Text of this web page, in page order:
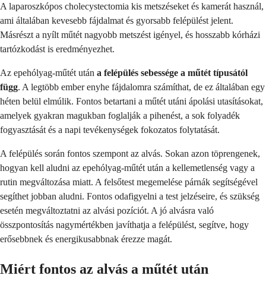
A laparoszkópos cholecystectomia kis metszéseket és kamerát használ,
ami általában kevesebb fájdalmat és gyorsabb felépülést jelent.
Másrészt a nyílt műtét nagyobb metszést igényel, és hosszabb kórházi
tartózkodást is eredményezhet.
Az epehólyag-műtét után a felépülés sebessége a műtét típusától
függ. A legtöbb ember enyhe fájdalomra számíthat, de ez általában egy
héten belül elmúlik. Fontos betartani a műtét utáni ápolási utasításokat,
amelyek gyakran magukban foglalják a pihenést, a sok folyadék
fogyasztását és a napi tevékenységek fokozatos folytatását.
A felépülés során fontos szempont az alvás. Sokan azon töprengenek,
hogyan kell aludni az epehólyag-műtét után a kellemetlenség vagy a
rutin megváltozása miatt. A felsőtest megemelése párnák segítségével
segíthet jobban aludni. Fontos odafigyelni a test jelzéseire, és szükség
esetén megváltoztatni az alvási pozíciót. A jó alvásra való
összpontosítás nagymértékben javíthatja a felépülést, segítve, hogy
erősebbnek és energikusabbnak érezze magát.
Miért fontos az alvás a műtét után